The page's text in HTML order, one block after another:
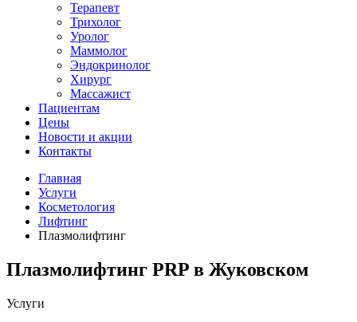
Терапевт
Трихолог
Уролог
Маммолог
Эндокринолог
Хирург
Массажист
Пациентам
Цены
Новости и акции
Контакты
Главная
Услуги
Косметология
Лифтинг
Плазмолифтинг
Плазмолифтинг PRP в Жуковском
Услуги